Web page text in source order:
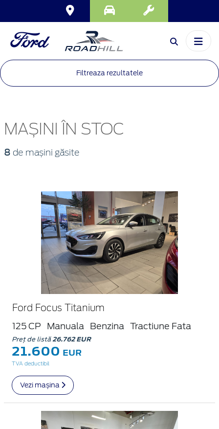
Filtreaza rezultatele
MAȘINI ÎN STOC
8 de mașini găsite
Ford Focus Titanium
125 CP Manuala Benzina Tractiune Fata
Preț de listă26.762 EUR
21.600 EUR
TVA deductibil
Vezi mașina